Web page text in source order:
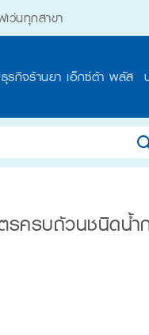
ว่นทุกสาขา
รกิจร้านยา เอ็กซ์ต้า พลัส
รครบถ้วนชนิดน้